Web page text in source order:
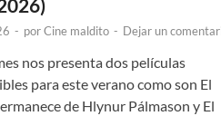
- porCine maldito - Dejar un
nos presenta dos películas
para este verano como son El
de Hlynur Pálmason y El